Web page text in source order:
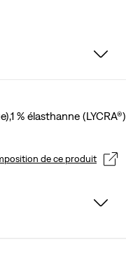
% élasthanne (LYCRA®)
de ce produit